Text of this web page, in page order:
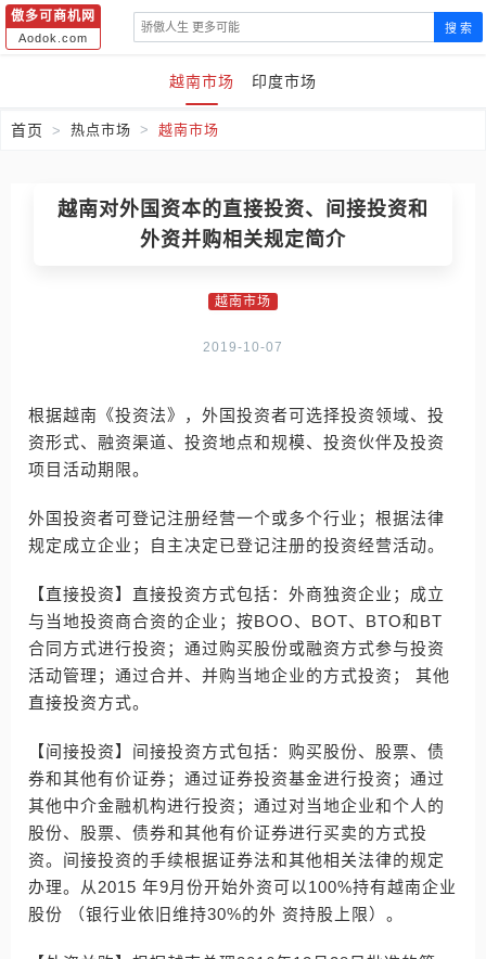
傲多可商机网
Aodok.com
搜 索
越南市场 印度市场
首页 热点市场 越南市场
越南对外国资本的直接投资、间接投资和
外资并购相关规定简介
越南市场
2019-10-07
根据越南《投资法》，外国投资者可选择投资领域、投
资形式、融资渠道、投资地点和规模、投资伙伴及投资
项目活动期限。
外国投资者可登记注册经营一个或多个行业；根据法律
规定成立企业；自主决定已登记注册的投资经营活动。
【直接投资】直接投资方式包括：外商独资企业；成立
与当地投资商合资的企业；按BOO、BOT、BTO和BT
合同方式进行投资；通过购买股份或融资方式参与投资
活动管理；通过合并、并购当地企业的方式投资； 其他
直接投资方式。
【间接投资】间接投资方式包括：购买股份、股票、债
券和其他有价证券；通过证券投资基金进行投资；通过
其他中介金融机构进行投资；通过对当地企业和个人的
股份、股票、债券和其他有价证券进行买卖的方式投
资。间接投资的手续根据证券法和其他相关法律的规定
办理。从2015 年9月份开始外资可以100%持有越南企业
股份 （银行业依旧维持30%的外 资持股上限）。